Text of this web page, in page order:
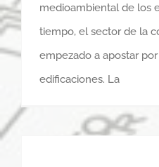
medioambiental de los
tiempo, el sector de la
empezado a apostar
edificaciones. La